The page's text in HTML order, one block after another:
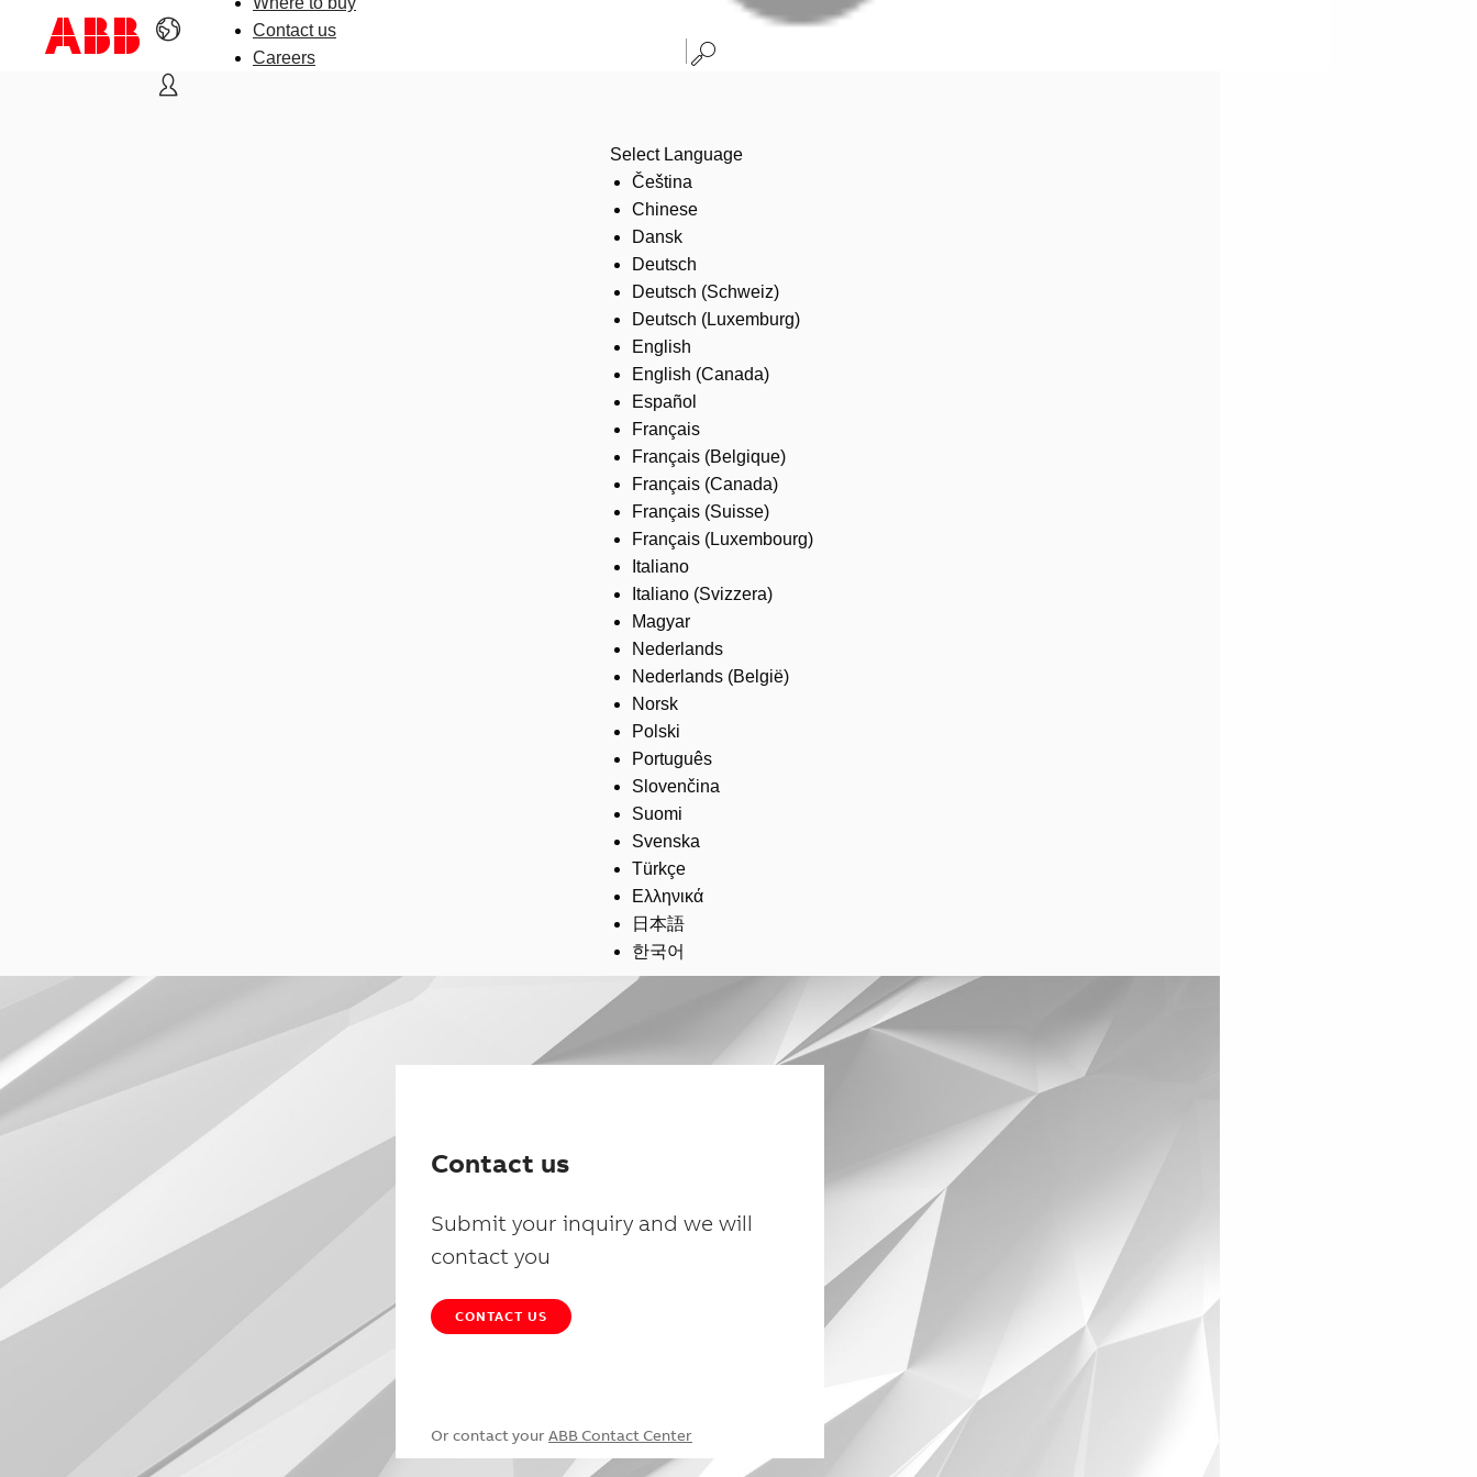
Contact us
Careers
Select Language
Čeština
Chinese
Dansk
Deutsch
Deutsch (Schweiz)
Deutsch (Luxemburg)
English
English (Canada)
Español
Français
Français (Belgique)
Français (Canada)
Français (Suisse)
Français (Luxembourg)
Italiano
Italiano (Svizzera)
Magyar
Nederlands
Nederlands (België)
Norsk
Polski
Português
Slovenčina
Suomi
Svenska
Türkçe
Ελληνικά
日本語
한국어
Contact us
Submit your inquiry and we will
contact you
CONTACT US
Or contact your ABB Contact Center